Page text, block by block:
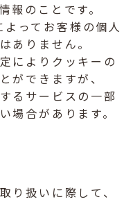
報のことです。
ってお客様の個人
ありません。
によりクッキーの
ができますが、
るサービスの一部
場合があります。
り扱いに際して、